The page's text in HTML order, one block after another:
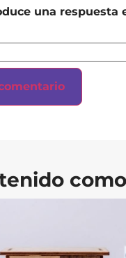
una respuesta